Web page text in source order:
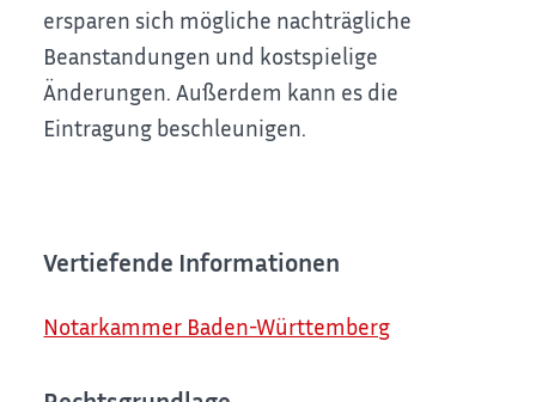
ersparen sich mögliche nachträgliche
Beanstandungen und kostspielige
Änderungen. Außerdem kann es die
Eintragung beschleunigen.
Vertiefende Informationen
Notarkammer Baden-Württemberg